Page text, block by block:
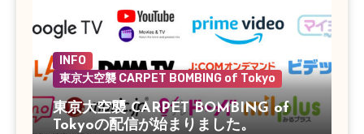
INFO
東京大空襲 CARPET BOMBING of Tokyo
東京大空襲 CARPET BOMBING of
Tokyoの配信が始まりました。